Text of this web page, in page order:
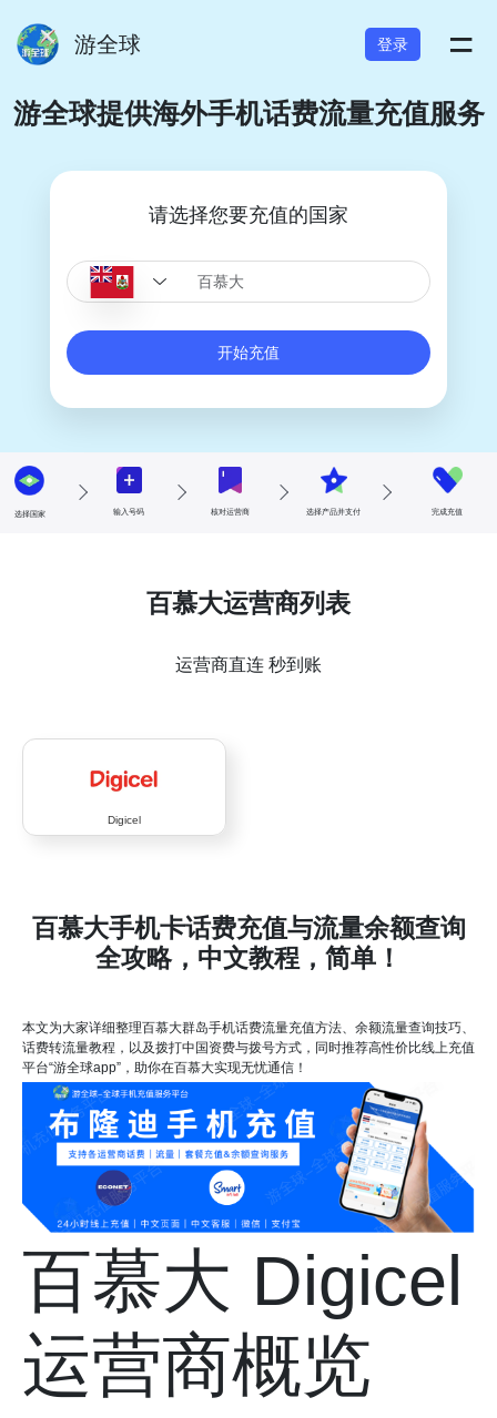
游全球 登录 =
游全球提供海外手机话费流量充值服务
请选择您要充值的国家
开始充值
选择国家 输入号码 核对运营商 选择产品并支付 完成充值
百慕大运营商列表
运营商直连 秒到账
Digicel
百慕大手机卡话费充值与流量余额查询
全攻略，中文教程，简单！
本文为大家详细整理百慕大群岛手机话费流量充值方法、余额流量查询技巧、
话费转流量教程，以及拨打中国资费与拨号方式，同时推荐高性价比线上充值
平台“游全球app”，助你在百慕大实现无忧通信！
百慕大 Digicel
运营商概览